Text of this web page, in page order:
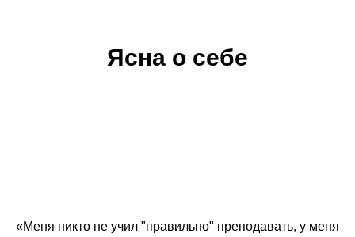
Ясна о себе
«Меня никто не учил "правильно" преподавать, у меня